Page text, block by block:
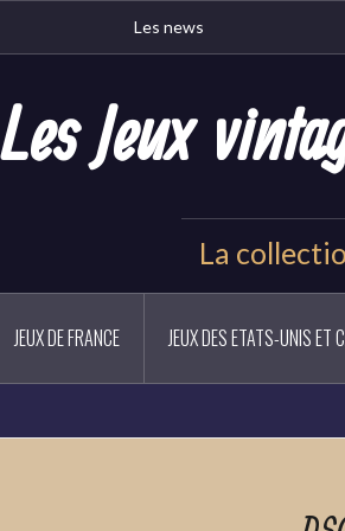
Les news
Les Jeux
La
JEUX DE FRANCE JEUX DES ETATS-UNIS ET